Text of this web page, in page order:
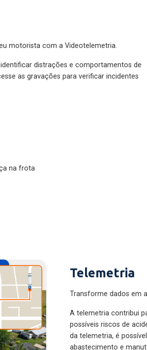
motorista com a Videotelemetria.
distrações e comportamentos de
as gravações para verificar incidentes
na frota
Telemetria
Transforme dados em
A telemetria contribui
possíveis riscos de
da telemetria, é
abastecimento e